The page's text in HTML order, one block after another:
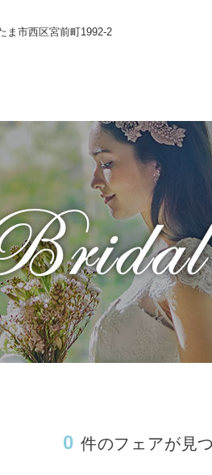
市西区宮前町1992-2
Wedding
コンセプト
施設のご紹介
0 件のフェアが見